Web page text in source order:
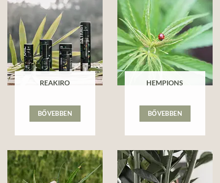
REAKIRO
BŐVEBBEN
HEMPIONS
BŐVEBBEN